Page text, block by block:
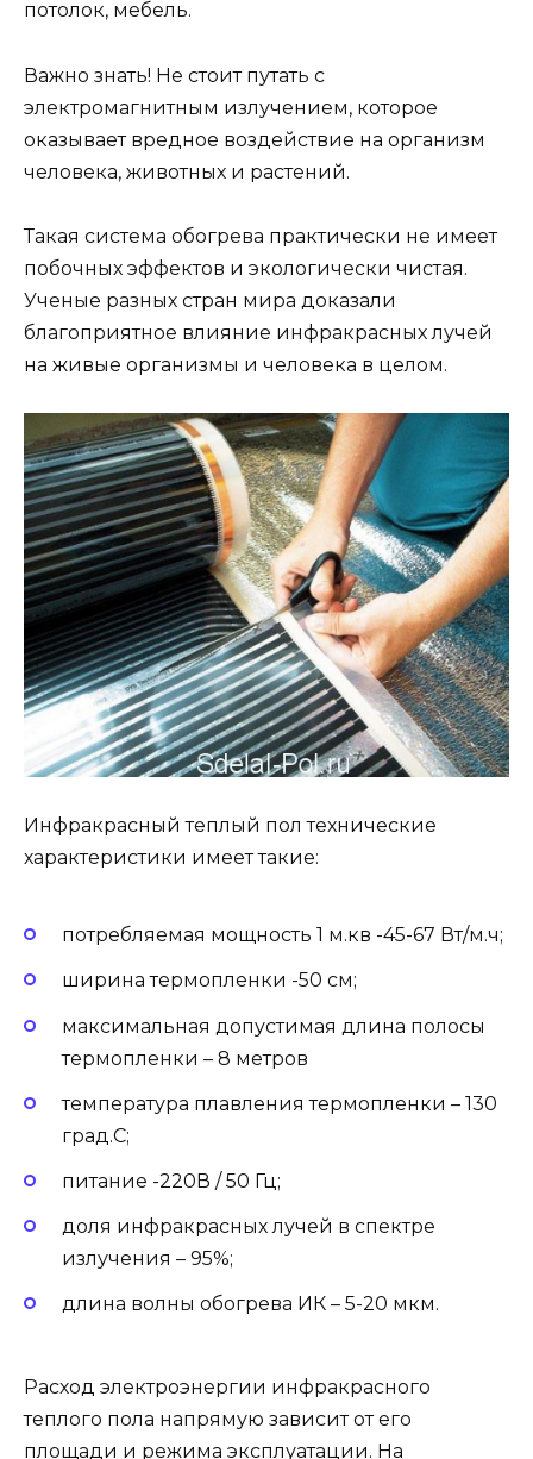
потолок, мебель.
Важно знать! Не стоит путать с
электромагнитным излучением, которое
оказывает вредное воздействие на организм
человека, животных и растений.
Такая система обогрева практически не имеет
побочных эффектов и экологически чистая.
Ученые разных стран мира доказали
благоприятное влияние инфракрасных лучей
на живые организмы и человека в целом.
Инфракрасный теплый пол технические
характеристики имеет такие:
потребляемая мощность 1 м.кв -45-67 Вт/м.ч;
ширина термопленки -50 см;
максимальная допустимая длина полосы
термопленки – 8 метров
температура плавления термопленки – 130
град.C;
питание -220В / 50 Гц;
доля инфракрасных лучей в спектре
излучения – 95%;
длина волны обогрева ИК – 5-20 мкм.
Расход электроэнергии инфракрасного
теплого пола напрямую зависит от его
площади и режима эксплуатации. На